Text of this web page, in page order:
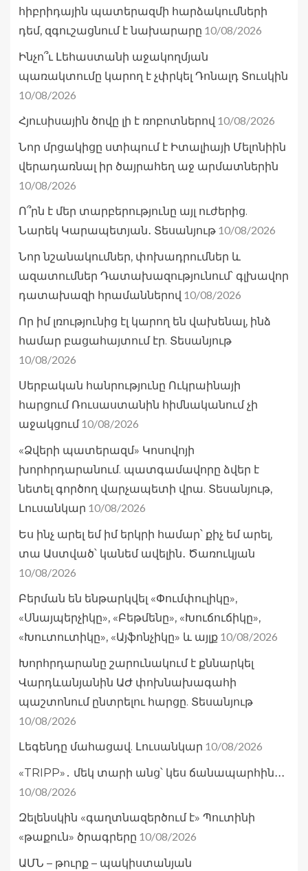
հիբրիդային պատերազմի հարձակումների
դեմ, զգուշացնում է նախարարը 10/08/2026
Ինչո՞ւ Լեհաստանի աջակողմյան
պառակտումը կարող է չփրկել Դոնալդ Տուսկին
10/08/2026
Հյուսիսային ծովը լի է ռոբոտներով 10/08/2026
Նոր մրցակիցը ստիպում է Իտալիայի Մելոնիին
վերադառնալ իր ծայրահեղ աջ արմատներին
10/08/2026
Ո՞րն է մեր տարբերությունը այլ ուժերից.
Նարեկ Կարապետյան․ Տեսանյութ 10/08/2026
Նոր նշանակումներ, փոխադրումներ և
ազատումներ Դատախազությունում՝ գլխավոր
դատախազի հրամաններով 10/08/2026
Որ իմ լռությունից էլ կարող են վախենալ, ինձ
համար բացահայտում էր. Տեսանյութ
10/08/2026
Սերբական հանրությունը Ուկրաինայի
հարցում Ռուսաստանին հիմնականում չի
աջակցում 10/08/2026
«Ձվերի պատերազմ» Կոսովոյի
խորհրդարանում. պատգամավորը ձվեր է
նետել գործող վարչապետի վրա. Տեսանյութ,
Լուսանկար 10/08/2026
Ես ինչ արել եմ իմ երկրի համար՝ քիչ եմ արել,
տա Աստված՝ կանեմ ավելին․ Ծառուկյան
10/08/2026
Բերման են ենթարկվել «Փումփուլիկը»,
«Սնայպերչիկը», «Բեթմենը», «Խուճուճիկը»,
«Խուտուտիկը», «Այֆոնչիկը» և այլք 10/08/2026
Խորհրդարանը շարունակում է քննարկել
Վարդևանյանին ԱԺ փոխնախագահի
պաշտոնում ընտրելու հարցը. Տեսանյութ
10/08/2026
Լեգենդը մահացավ. Լուսանկար 10/08/2026
«TRIPP»․ մեկ տարի անց՝ կես ճանապարհին․․․
10/08/2026
Զելենսկին «գաղտնազերծում է» Պուտինի
«թաքուն» ծրագրերը 10/08/2026
ԱՄՆ – թուրք – պակիստանյան